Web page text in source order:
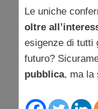
Le uniche
oltre
esigenze di tutti
futuro?
pubblica, ma la